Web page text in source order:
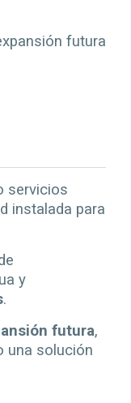
futura
servicios
instalada para
y
.
futura,
una solución